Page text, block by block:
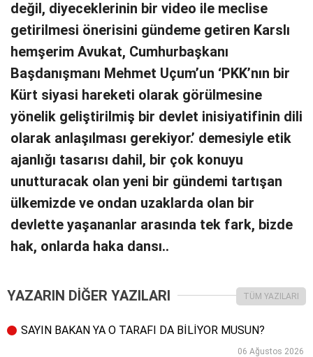
değil, diyeceklerinin bir video ile meclise
getirilmesi önerisini gündeme getiren Karslı
hemşerim Avukat, Cumhurbaşkanı
Başdanışmanı Mehmet Uçum’un ‘PKK’nın bir
Kürt siyasi hareketi olarak görülmesine
yönelik geliştirilmiş bir devlet inisiyatifinin dili
olarak anlaşılması gerekiyor.’ demesiyle etik
ajanlığı tasarısı dahil, bir çok konuyu
unutturacak olan yeni bir gündemi tartışan
ülkemizde ve ondan uzaklarda olan bir
devlette yaşananlar arasında tek fark, bizde
hak, onlarda haka dansı..
YAZARIN DİĞER YAZILARI TÜM YAZILARI
SAYIN BAKAN YA O TARAFI DA BİLİYOR MUSUN?
06 Ağustos 2026